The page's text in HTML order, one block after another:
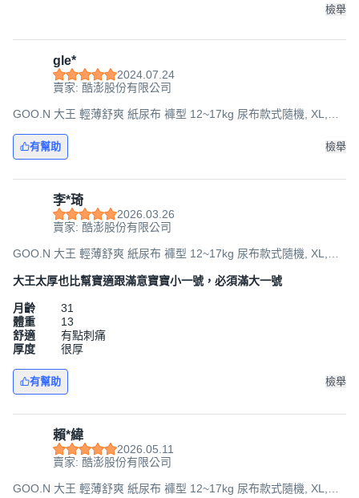
檢舉
gle*
2024.07.24
賣家: 酷澎股份有限公司
GOO.N 大王 輕薄舒爽 紙尿布 褲型 12~17kg 尿布款式隨機, XL,
有幫助 檢舉
李*琦
2026.03.26
賣家: 酷澎股份有限公司
GOO.N 大王 輕薄舒爽 紙尿布 褲型 12~17kg 尿布款式隨機, XL,
大王太厚也比幫寶適跟滿意寶寶小一號，必須滿大一號
月齡
31
體重
13
舒適
有點刺痛
厚度
很厚
有幫助 檢舉
賴*緯
2026.05.11
賣家: 酷澎股份有限公司
GOO.N 大王 輕薄舒爽 紙尿布 褲型 12~17kg 尿布款式隨機, XL,